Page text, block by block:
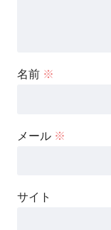
名前 ※
メール ※
サイト